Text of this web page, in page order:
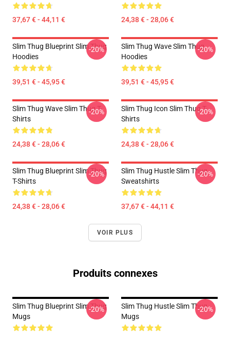
37,67 € - 44,11 € 24,38 € - 28,06 €
Slim Thug Blueprint Slim Thug
Hoodies
39,51 € - 45,95 €
-20%
Slim Thug Wave Slim Thug
Hoodies
39,51 € - 45,95 €
-20%
Slim Thug Wave Slim Thug T-
Shirts
24,38 € - 28,06 €
-20%
Slim Thug Icon Slim Thug T-
Shirts
24,38 € - 28,06 €
-20%
Slim Thug Blueprint Slim Thug
T-Shirts
24,38 € - 28,06 €
-20%
Slim Thug Hustle Slim Thug
Sweatshirts
37,67 € - 44,11 €
-20%
VOIR PLUS
Produits connexes
Slim Thug Blueprint Slim Thug
Mugs
-20%
Slim Thug Hustle Slim Thug
Mugs
-20%